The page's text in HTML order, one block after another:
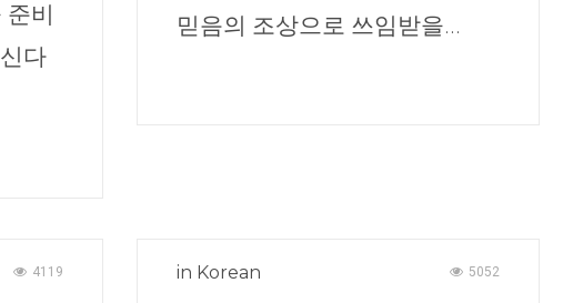
준비
다
믿음의 조상으로 쓰임받을...
4119 in Korean 5052